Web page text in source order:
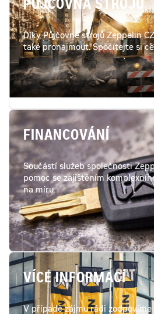
PŮJČOVNA STROJŮ
Díky Půjčovně strojů Zeppelin
také pronajmout. Spočítejte si
FINANCOVÁNÍ
Součástí služeb společnosti
pomoc se zajištěním
na míru.
VÍCE INFORMACÍ
V případě zájmu rádi